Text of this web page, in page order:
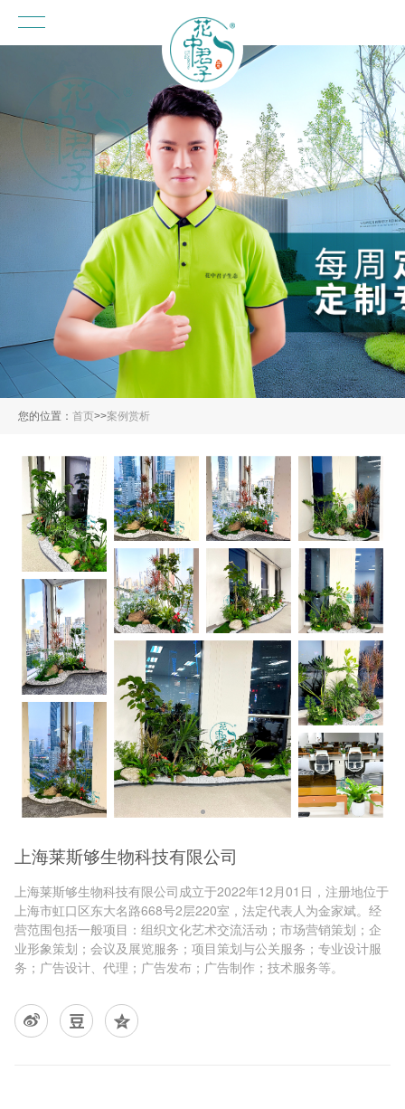
您的位置： 首页>>案例赏析
​上海莱斯够生物科技有限公司
上海莱斯够生物科技有限公司成立于2022年12月01日，注册地位于
上海市虹口区东大名路668号2层220室，法定代表人为金家斌。经
营范围包括一般项目：组织文化艺术交流活动；市场营销策划；企
业形象策划；会议及展览服务；项目策划与公关服务；专业设计服
务；广告设计、代理；广告发布；广告制作；技术服务等。